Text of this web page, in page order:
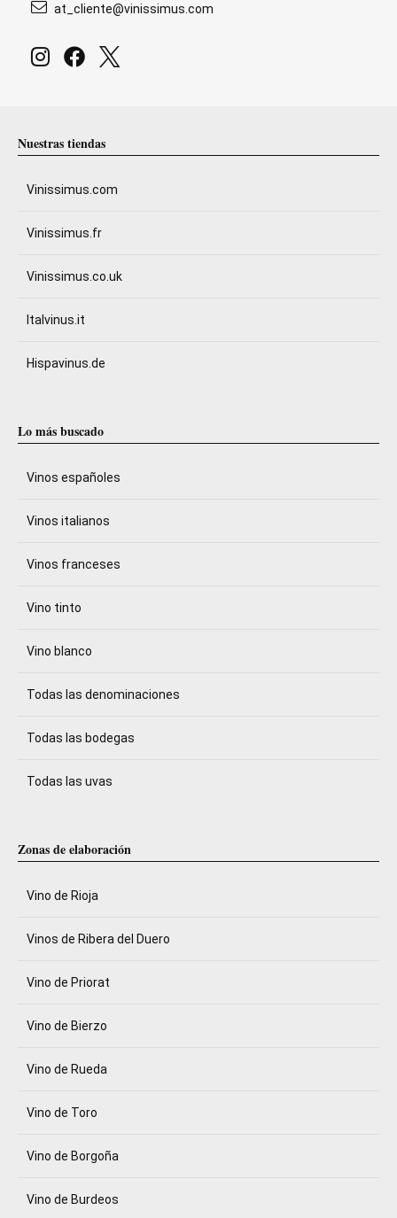
at_cliente@vinissimus.com
Nuestras tiendas
Vinissimus.com
Vinissimus.fr
Vinissimus.co.uk
Italvinus.it
Hispavinus.de
Lo más buscado
Vinos españoles
Vinos italianos
Vinos franceses
Vino tinto
Vino blanco
Todas las denominaciones
Todas las bodegas
Todas las uvas
Zonas de elaboración
Vino de Rioja
Vinos de Ribera del Duero
Vino de Priorat
Vino de Bierzo
Vino de Rueda
Vino de Toro
Vino de Borgoña
Vino de Burdeos